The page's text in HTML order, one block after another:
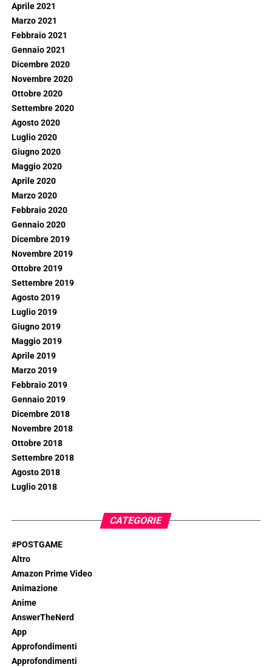
Aprile 2021
Marzo 2021
Febbraio 2021
Gennaio 2021
Dicembre 2020
Novembre 2020
Ottobre 2020
Settembre 2020
Agosto 2020
Luglio 2020
Giugno 2020
Maggio 2020
Aprile 2020
Marzo 2020
Febbraio 2020
Gennaio 2020
Dicembre 2019
Novembre 2019
Ottobre 2019
Settembre 2019
Agosto 2019
Luglio 2019
Giugno 2019
Maggio 2019
Aprile 2019
Marzo 2019
Febbraio 2019
Gennaio 2019
Dicembre 2018
Novembre 2018
Ottobre 2018
Settembre 2018
Agosto 2018
Luglio 2018
CATEGORIE
#POSTGAME
Altro
Amazon Prime Video
Animazione
Anime
AnswerTheNerd
App
Approfondimenti
Approfondimenti